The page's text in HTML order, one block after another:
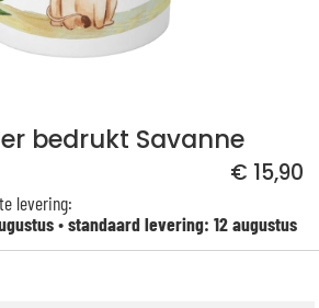
bedrukt Savanne
€ 15,90
levering:
•standaard levering: 12 augustus